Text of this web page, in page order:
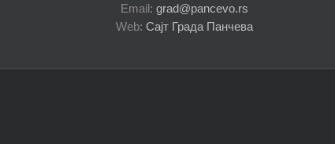
Email: grad@pancevo.rs
Web: Сајт Града Панчева